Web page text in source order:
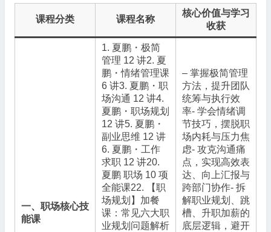
课程分类 课程名称
核心价值与学习
收获
一、职场核心技
能课
1. 夏鹏・极简
管理 12 讲2. 夏
鹏・情绪管理课
6 讲3. 夏鹏・职
场沟通 12 讲4.
夏鹏・职场规划
12 讲5. 夏鹏・
副业思维 12 讲
6. 夏鹏・工作
求职 12 讲20.
夏鹏 职场 10 项
全能课22. 【职
场规划】加餐
课：常见六大职
业规划问题解析
– 掌握极简管理
方法，提升团队
统筹与执行效
率- 学会情绪调
节技巧，摆脱职
场内耗与压力焦
虑- 攻克沟通痛
点，实现高效表
达、向上汇报与
跨部门协作- 拆
解职业规划、跳
槽、升职加薪的
底层逻辑，避开